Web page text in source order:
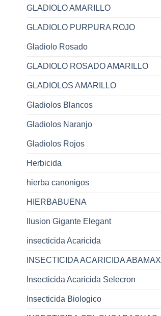
GLADIOLO AMARILLO
GLADIOLO PURPURA ROJO
Gladiolo Rosado
GLADIOLO ROSADO AMARILLO
GLADIOLOS AMARILLO
Gladiolos Blancos
Gladiolos Naranjo
Gladiolos Rojos
Herbicida
hierba canonigos
HIERBABUENA
Ilusion Gigante Elegant
insecticida Acaricida
INSECTICIDA ACARICIDA ABAMAX
Insecticida Acaricida Selecron
Insecticida Biologico